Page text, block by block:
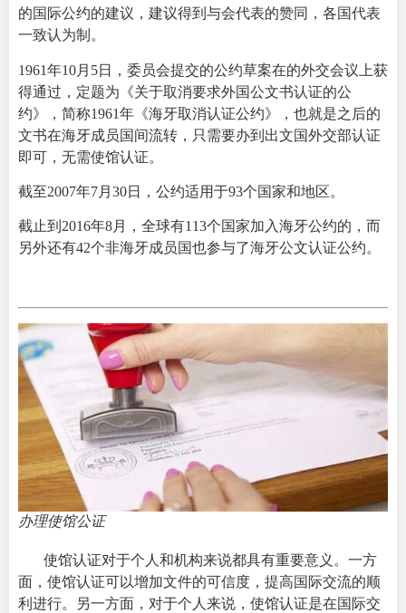
的国际公约的建议，建议得到与会代表的赞同，各国代表
一致认为制。
1961年10月5日，委员会提交的公约草案在的外交会议上获
得通过，定题为《关于取消要求外国公文书认证的公
约》，简称1961年《海牙取消认证公约》，也就是之后的
文书在海牙成员国间流转，只需要办到出文国外交部认证
即可，无需使馆认证。
截至2007年7月30日，公约适用于93个国家和地区。
截止到2016年8月，全球有113个国家加入海牙公约的，而
另外还有42个非海牙成员国也参与了海牙公文认证公约。
办理使馆公证
使馆认证对于个人和机构来说都具有重要意义。一方
面，使馆认证可以增加文件的可信度，提高国际交流的顺
利进行。另一方面，对于个人来说，使馆认证是在国际交